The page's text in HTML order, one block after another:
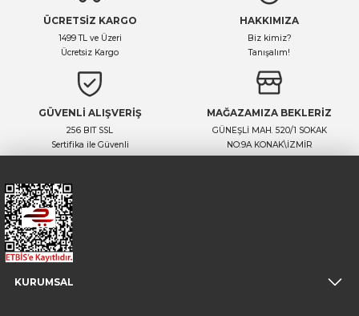
ÜCRETSİZ KARGO
1499 TL ve Üzeri
Ücretsiz Kargo
HAKKIMIZA
Biz kimiz?
Tanışalım!
GÜVENLİ ALIŞVERİŞ
256 BIT SSL
Sertifika ile Güvenli
MAĞAZAMIZA BEKLERİZ
GÜNEŞLİ MAH. 520/1 SOKAK
NO:9A KONAK\İZMİR
KURUMSAL